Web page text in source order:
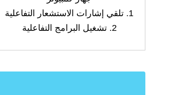
1. تلقي إشارات الاستشعار التفاعلية
2. تشغيل البرامج التفاعلية